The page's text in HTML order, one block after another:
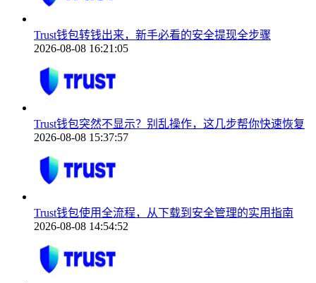
Trust钱包转钱出来，新手必看的安全提现全步骤
2026-08-08 16:21:05
Trust钱包突然不显示？别乱操作，这几步帮你快速恢复
2026-08-08 15:37:57
Trust钱包使用全流程，从下载到安全管理的实用指南
2026-08-08 14:54:52